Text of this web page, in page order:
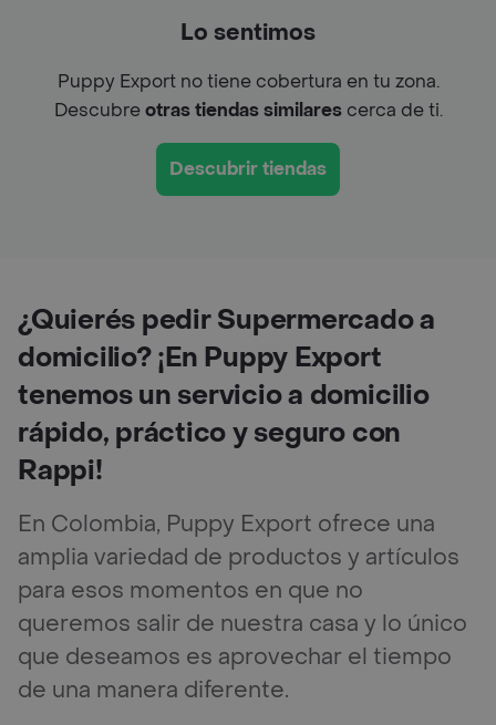
Lo sentimos
Puppy Export no tiene cobertura en tu zona.
Descubreotras tiendas similarescerca de ti.
Descubrir tiendas
¿Quierés pedir Supermercado a
domicilio? ¡En Puppy Export
tenemos un servicio a domicilio
rápido, práctico y seguro con
Rappi!
En Colombia, Puppy Export ofrece una
amplia variedad de productos y artículos
para esos momentos en que no
queremos salir de nuestra casa y lo único
que deseamos es aprovechar el tiempo
de una manera diferente.